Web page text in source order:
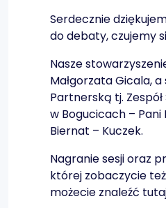
Serdecznie
do debaty, czujemy
Nasze
Małgorzata Gicala, a
Partnerską tj. Zespół
w Bogucicach –
Biernat – Kuczek.
Nagranie sesji oraz
której zobaczycie
możecie znaleźć